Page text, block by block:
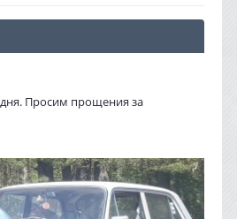
Просим прощения за